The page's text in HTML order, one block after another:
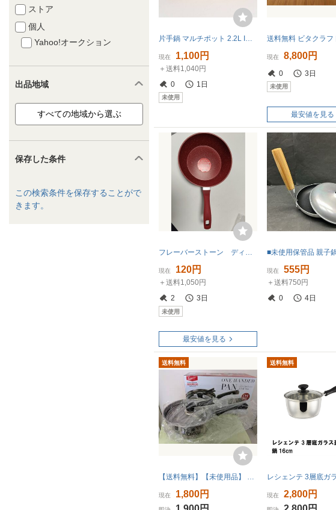
ストア
個人
Yahoo!オークション
出品地域
保存した条件
この検索条件を保存することがで
きます。
片手鍋 マルチポット 2.2L IH/ガス対応 MCP-14 アイリスオーヤマ ホワイト■440k18
現在 1,100円
＋送料1,040円
0
1日
未使用
現在 8,800円
0 3日
未使用
最安値を見る
フレーバーストーン ディープパン 片手鍋 未使用品 蓋無し
現在 120円
＋送料1,050円
2
3日
未使用
最安値を見る
現在 555円
＋送料750円
0
4日
送料無料
【送料無料】【未使用品】 カクセー リターナ ふきこぼれにくい 片手鍋18cm IH対応 RTN-05 ガラス蓋
現在 1,800円
送料無料
現在 2,800円